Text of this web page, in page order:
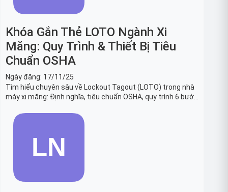
Khóa Gắn Thẻ LOTO Ngành Xi
Măng: Quy Trình & Thiết Bị Tiêu
Chuẩn OSHA
Ngày đăng: 17/11/25
Tìm hiểu chuyên sâu về Lockout Tagout (LOTO) trong nhà
máy xi măng: Định nghĩa, tiêu chuẩn OSHA, quy trình 6 bước
nung, máy nghiền an toàn.